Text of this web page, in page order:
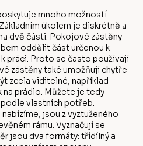
mnoho možností.
úkolem je diskrétně a
dvě části. Pokojové zástěny
oddělit část určenou k
práci. Proto se často používají
zástěny také umožňují chytře
zcela viditelné, například
na prádlo. Můžete je tedy
vlastních potřeb.
jsou z vyztuženého
rámu. Vyznačují se
jsou dva formáty: třídílný a